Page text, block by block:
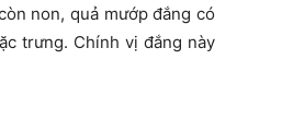
non, quả mướp đắng có
trưng. Chính vị đắng này